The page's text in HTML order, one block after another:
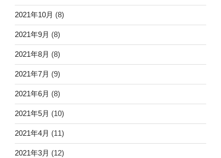
2021年10月 (8)
2021年9月 (8)
2021年8月 (8)
2021年7月 (9)
2021年6月 (8)
2021年5月 (10)
2021年4月 (11)
2021年3月 (12)